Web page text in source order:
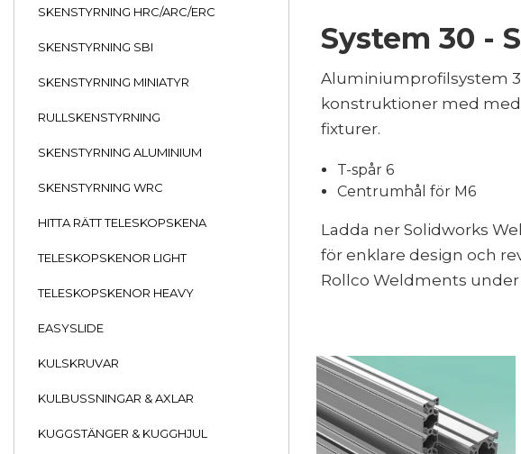
SKENSTYRNING HRC/ARC/ERC
SKENSTYRNING SBI
SKENSTYRNING MINIATYR
RULLSKENSTYRNING
SKENSTYRNING ALUMINIUM
SKENSTYRNING WRC
HITTA RÄTT TELESKOPSKENA
TELESKOPSKENOR LIGHT
TELESKOPSKENOR HEAVY
EASYSLIDE
KULSKRUVAR
KULBUSSNINGAR & AXLAR
KUGGSTÄNGER & KUGGHJUL
System 30 -
Aluminiumprofilsystem
konstruktioner med
fixturer.
T-spår 6
Centrumhål för M6
Ladda ner Solidworks
för enklare design och
Rollco Weldments under